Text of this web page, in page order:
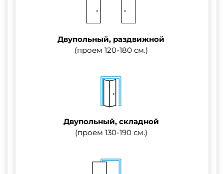
Двупольный, раздвижной
(проем 120-180 см.)
Двупольный, складной
(проем 130-190 см.)